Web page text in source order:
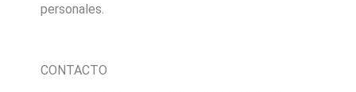
personales.
CONTACTO